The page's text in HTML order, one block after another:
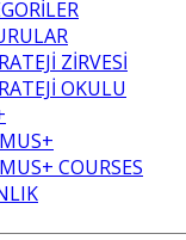
ZİRVESİ
OKULU
COURSES